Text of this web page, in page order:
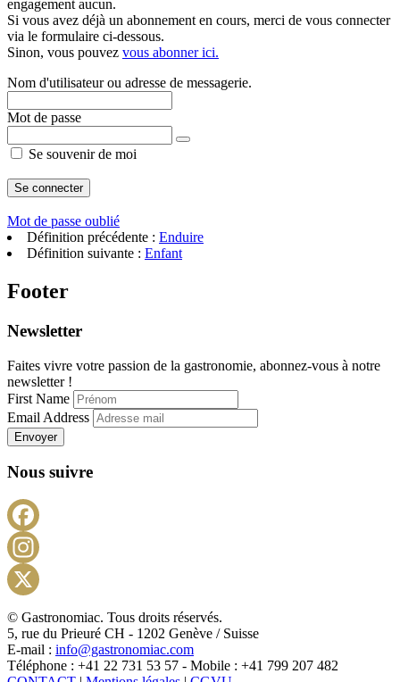
engagement aucun.
Si vous avez déjà un abonnement en cours, merci de vous connecter
via le formulaire ci-dessous.
Sinon, vous pouvez vous abonner ici.
Nom d'utilisateur ou adresse de messagerie.
Mot de passe
Se souvenir de moi
Mot de passe oublié
Définition précédente : Enduire
Définition suivante : Enfant
Footer
Newsletter
Faites vivre votre passion de la gastronomie, abonnez-vous à notre
newsletter !
First Name
Email Address
Envoyer
Nous suivre
X
© Gastronomiac. Tous droits réservés.
5, rue du Prieuré CH - 1202 Genève / Suisse
E-mail : info@gastronomiac.com
Téléphone : +41 22 731 53 57 - Mobile : +41 799 207 482